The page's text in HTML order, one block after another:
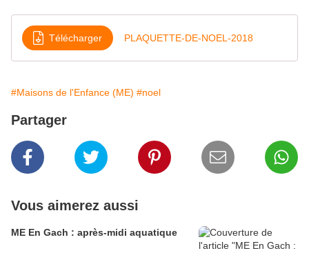
Télécharger PLAQUETTE-DE-NOEL-2018
#Maisons de l'Enfance (ME) #noel
Partager
Vous aimerez aussi
ME En Gach : après-midi aquatique